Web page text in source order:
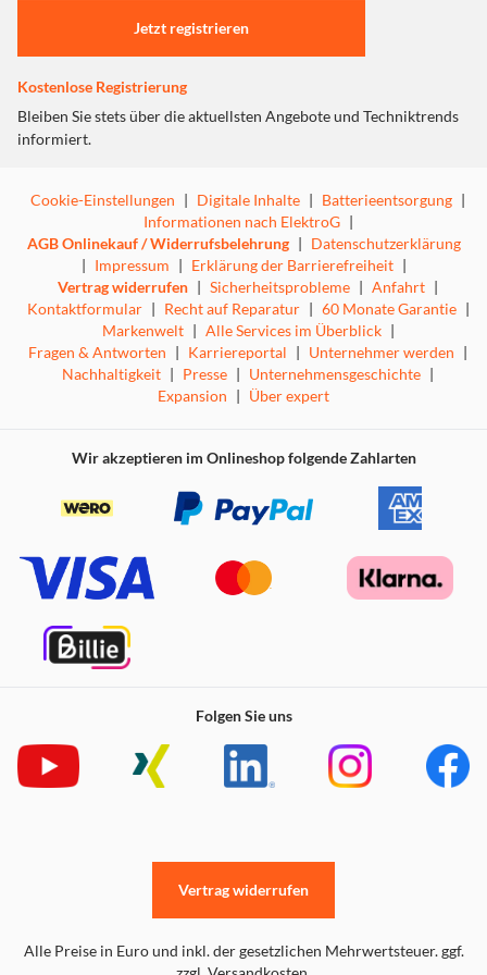
Abmessungen (HxBxT): 59,5 x 59,6 x 54,8 cm
Jetzt registrieren
Kostenlose Registrierung
Bleiben Sie stets über die aktuellsten Angebote und Techniktrends
informiert.
Cookie-Einstellungen | Digitale Inhalte | Batterieentsorgung |
Informationen nach ElektroG |
AGB Onlinekauf / Widerrufsbelehrung | Datenschutzerklärung
| Impressum | Erklärung der Barrierefreiheit |
Vertrag widerrufen | Sicherheitsprobleme | Anfahrt |
Kontaktformular | Recht auf Reparatur | 60 Monate Garantie |
Markenwelt | Alle Services im Überblick |
Fragen & Antworten | Karriereportal | Unternehmer werden |
Nachhaltigkeit | Presse | Unternehmensgeschichte |
Expansion | Über expert
Wir akzeptieren im Onlineshop folgende Zahlarten
Folgen Sie uns
Alle Preise in Euro und inkl. der gesetzlichen Mehrwertsteuer. ggf.
Vertrag widerrufen